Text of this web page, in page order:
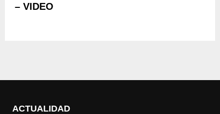
– VIDEO
ACTUALIDAD